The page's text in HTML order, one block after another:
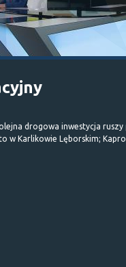
drogowa inwestycja ruszy
w Karlikowie Lęborskim;